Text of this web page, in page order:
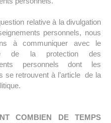
relative à la divulgation
personnels, nous
à communiquer avec le
de la protection des
personnels dont les
se retrouvent à l’article de la
COMBIEN DE TEMPS